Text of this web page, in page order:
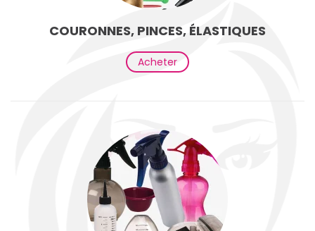
COURONNES, PINCES, ÉLASTIQUES
Acheter